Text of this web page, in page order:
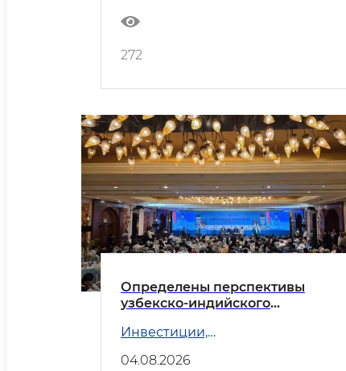
272
Определены перспективы
узбекско-индийского
Инвестиции,
04.08.2026